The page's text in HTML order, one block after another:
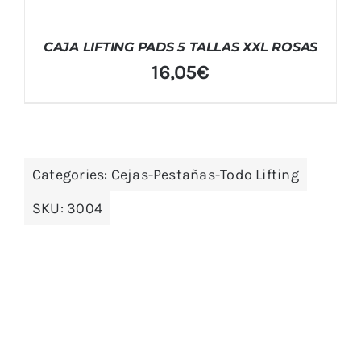
CAJA LIFTING PADS 5 TALLAS XXL ROSAS
16,05€
Categories: Cejas-Pestañas-Todo Lifting
SKU: 3004